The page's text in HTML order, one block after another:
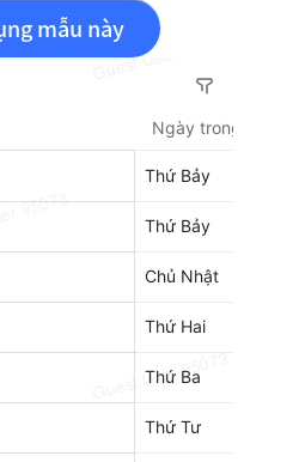
mẫu này